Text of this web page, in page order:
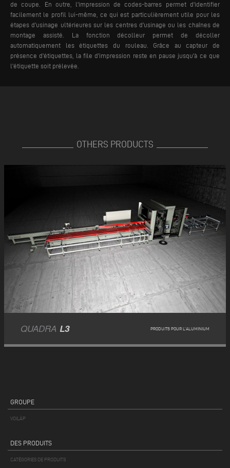
de coupe. En outre, l'impression de codes-barres permet d'identifier
facilement le profil lui-même, ce qui est particulièrement utile pour les
étapes d'usinage ultérieures sur les centres d'usinage ou les chaînes de
montage assisté.
La fonction décolleur permet de décoller
automatiquement les étiquettes du rouleau. Grâce au capteur de
présence d'étiquettes, la file d'impression reste en pause jusqu'à ce que
l'étiquette soit prélevée.
OTHERS PRODUCTS
QUADRA L3 PRODUITS POUR L’ALUMINIUM
GROUPE
VOILÀP
DES PRODUITS
CATÉGORIES DE PRODUITS